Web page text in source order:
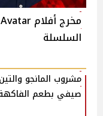
السلسلة
مشروب المانجو
صيفي بطعم